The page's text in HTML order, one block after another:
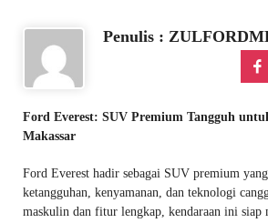
Penulis :
Ford Everest: SUV Premium Tangguh
Makassar
Ford Everest hadir sebagai SUV premium
ketangguhan, kenyamanan, dan teknologi
maskulin dan fitur lengkap, kendaraan ini siap